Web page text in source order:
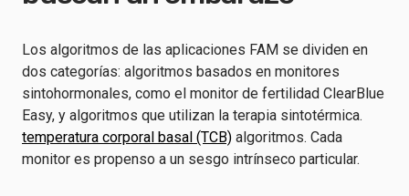
Los algoritmos de las aplicaciones FAM se dividen en
dos categorías: algoritmos basados en monitores
sintohormonales, como el monitor de fertilidad ClearBlue
Easy, y algoritmos que utilizan la terapia sintotérmica.
temperatura corporal basal (TCB) algoritmos. Cada
monitor es propenso a un sesgo intrínseco particular.